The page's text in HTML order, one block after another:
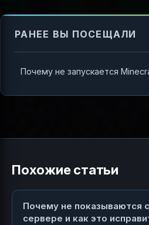
РАНЕЕ ВЫ ПОСЕЩАЛИ
Похожие статьи
Почему не показываются
сервере и как это